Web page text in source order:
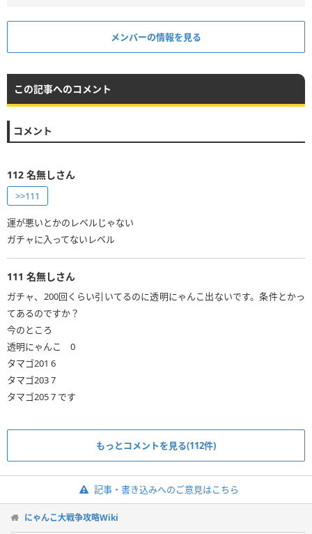
メンバーの情報を見る
この記事へのコメント
コメント
112 名無しさん
>>111
運が悪いとかのレベルじゃない
ガチャに入ってないレベル
111 名無しさん
ガチャ、200回くらい引いてるのに透明にゃんこ出ないです。条件とかっ
てあるのですか？
今のところ
透明にゃんこ 0
タマゴ201 6
タマゴ203 7
タマゴ205 7 です
もっとコメントを見る(112件)
記事・書き込みへのご意見はこちら
にゃんこ大戦争攻略Wiki